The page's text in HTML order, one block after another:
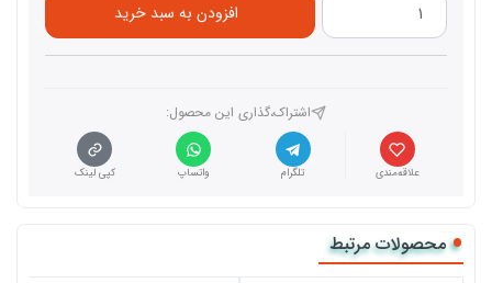
افزودن به سبد خرید
اشتراک،گذاری این محصول‌:
علاقه‌مندی تلگرام واتساپ کپی لینک
محصولات مرتبط